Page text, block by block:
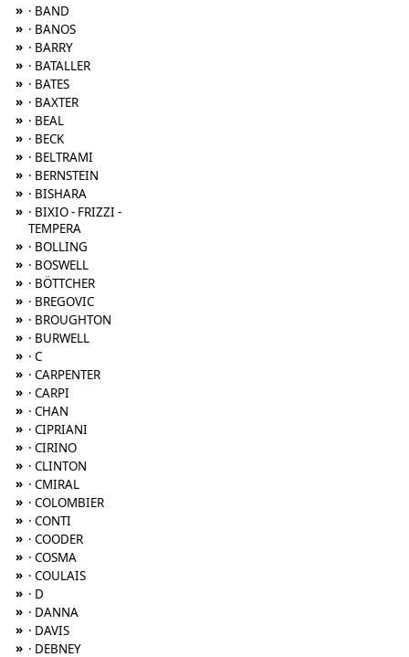
» · BAND
» · BANOS
» · BARRY
» · BATALLER
» · BATES
» · BAXTER
» · BEAL
» · BECK
» · BELTRAMI
» · BERNSTEIN
» · BISHARA
» · BIXIO - FRIZZI -
TEMPERA
» · BOLLING
» · BOSWELL
» · BÖTTCHER
» · BREGOVIC
» · BROUGHTON
» · BURWELL
» · C
» · CARPENTER
» · CARPI
» · CHAN
» · CIPRIANI
» · CIRINO
» · CLINTON
» · CMIRAL
» · COLOMBIER
» · CONTI
» · COODER
» · COSMA
» · COULAIS
» · D
» · DANNA
» · DAVIS
» · DEBNEY